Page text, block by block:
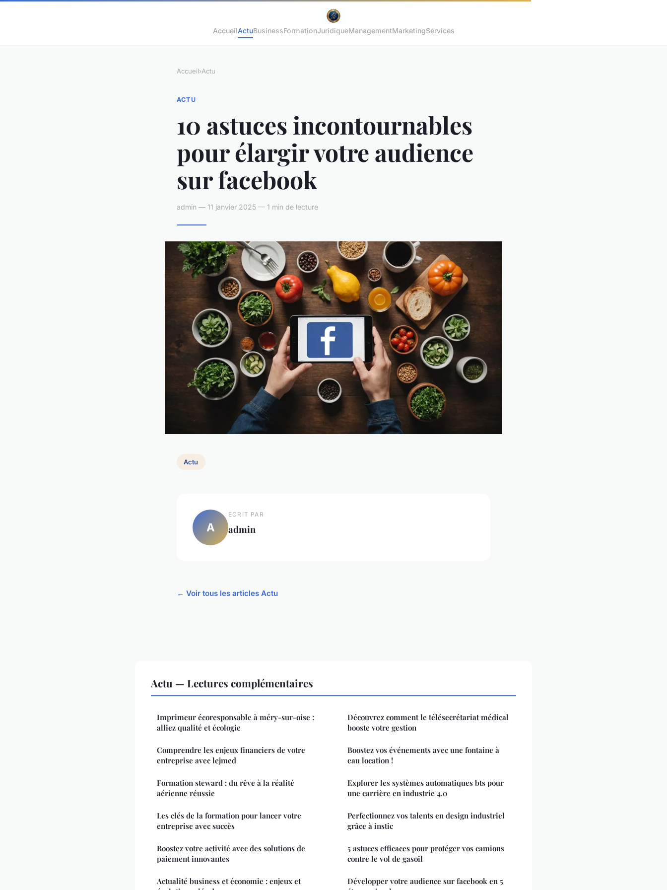
AccueilActuBusinessFormationJuridiqueManagementMarketingServices
Accueil›Actu
ACTU
10 astuces incontournables
pour élargir votre audience
sur facebook
admin — 11 janvier 2025 — 1 min de lecture
Actu
A
ECRIT PAR
admin
← Voir tous les articles Actu
Actu — Lectures complémentaires
Imprimeur écoresponsable à méry-sur-oise :
alliez qualité et écologie
Comprendre les enjeux financiers de votre
entreprise avec lejmed
Formation steward : du rêve à la réalité
aérienne réussie
Les clés de la formation pour lancer votre
entreprise avec succès
Boostez votre activité avec des solutions de
paiement innovantes
Actualité business et économie : enjeux et
Découvrez comment le télésecrétariat médical
booste votre gestion
Boostez vos événements avec une fontaine à
eau location !
Explorer les systèmes automatiques bts pour
une carrière en industrie 4.0
Perfectionnez vos talents en design industriel
grâce à instic
5 astuces efficaces pour protéger vos camions
contre le vol de gasoil
Développer votre audience sur facebook en 5